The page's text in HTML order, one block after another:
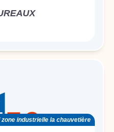
industrielle la chauvetière